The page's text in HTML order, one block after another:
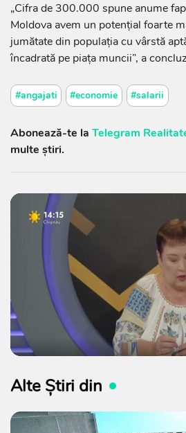
„Cifra de 300.000 spune anume
Moldova avem un potențial foarte
jumătate din populația cu vârstă
încadrată pe piața muncii”, a
#angajati #economie #salarii
Abonează-te la Telegram
multe știri.
Alte Știri din